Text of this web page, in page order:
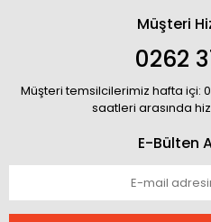
Müşteri
0262
Müşteri temsilcilerimiz hafta içi:
saatleri arasında
E-Bülten